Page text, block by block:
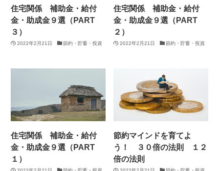
住宅関係 補助金・給付
金・助成金９選（PART
３）
2022年2月21日 節約・貯蓄・投資
住宅関係 補助金・給付
金・助成金９選（PART
２）
2022年2月21日 節約・貯蓄・投資
住宅関係 補助金・給付
金・助成金９選（PART
１）
節約マインドを育てよ
う！ ３０倍の法則 １２
倍の法則